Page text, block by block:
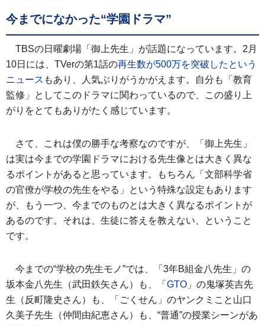
今までになかった“学園ドラマ”
TBSの日曜劇場「御上先生」が話題になっています。2月
10日には、TVerの第1話の再生数が500万を突破したという
ニュース もあり、人気ぶりがうかがえます。自分も「教育
監修」としてこのドラマに関わっているので、この盛り上
がりをとてもありがたく感じています。
さて、これは僕の勝手な考察なのですが、「御上先生」
は実は今までの学園ドラマにおける先生像とは大きく異な
るポイントがあると思っています。もちろん「文部科学省
の官僚が学校の先生をやる」という特殊な設定もあります
が、もう一つ、今までのものとは大きく異なるポイントが
あるのです。それは、生徒に答えを教えない、ということ
です。
今までの“学校の先生モノ”では、「3年B組金八先生」の
坂本金八先生（武田鉄矢さん）も、「 GTO 」の鬼塚英吉先
生（反町隆史さん）も、「ごくせん」のヤンクミこと山口
久美子先生（仲間由紀恵さん）も、“普通”の授業シーンがあ